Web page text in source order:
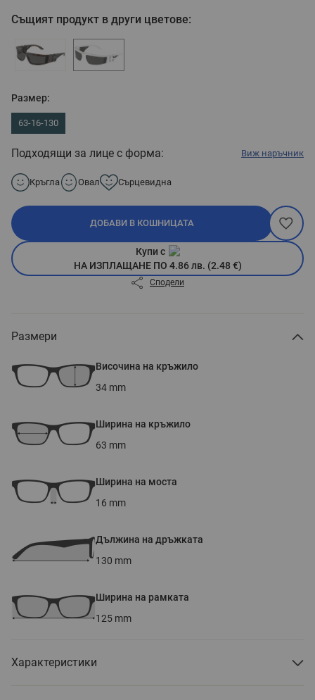
Същият продукт в други цветове:
Размер:
63-16-130
Подходящи за лице с форма: Виж наръчник
Кръгла Овал Сърцевидна
ДОБАВИ В КОШНИЦАТА
Купи с
НА ИЗПЛАЩАНЕ ПО 4.86 лв. (2.48 €)
Сподели
Размери
Височина на кръжило
34 mm
Ширина на кръжило
63 mm
Ширина на моста
16 mm
Дължина на дръжката
130 mm
Ширина на рамката
125 mm
Характеристики